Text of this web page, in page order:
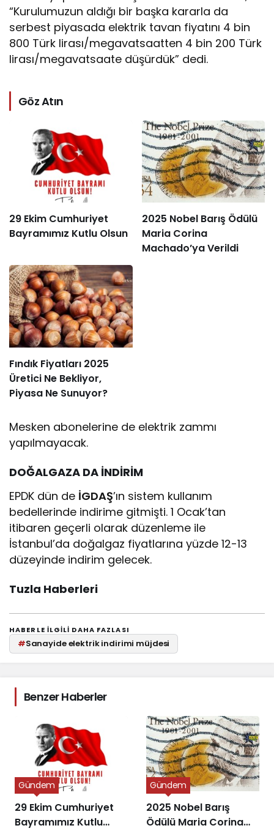
“Kurulumuzun aldığı bir başka kararla da
serbest piyasada elektrik tavan fiyatını 4 bin
800 Türk lirası/megavatsaatten 4 bin 200 Türk
lirası/megavatsaate düşürdük” dedi.
Göz Atın
29 Ekim Cumhuriyet
Bayramımız Kutlu Olsun
2025 Nobel Barış Ödülü
Maria Corina
Machado’ya Verildi
Fındık Fiyatları 2025
Üretici Ne Bekliyor,
Piyasa Ne Sunuyor?
Mesken abonelerine de elektrik zammı
yapılmayacak.
DOĞALGAZA DA İNDİRİM
EPDK dün de İGDAŞ’ın sistem kullanım
bedellerinde indirime gitmişti. 1 Ocak’tan
itibaren geçerli olarak düzenleme ile
İstanbul’da doğalgaz fiyatlarına yüzde 12-13
düzeyinde indirim gelecek.
Tuzla Haberleri
HABERLE ILGILI DAHA FAZLASI
#Sanayide elektrik indirimi müjdesi
Benzer Haberler
29 Ekim Cumhuriyet
Bayramımız Kutlu
Gündem
2025 Nobel Barış
Ödülü Maria Corina
Gündem